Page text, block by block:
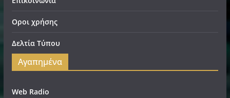
Οροι χρήσης
Δελτία Τύπου
Αγαπημένα
Web Radio